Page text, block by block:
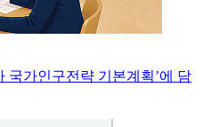
국가인구전략 기본계획’에 담